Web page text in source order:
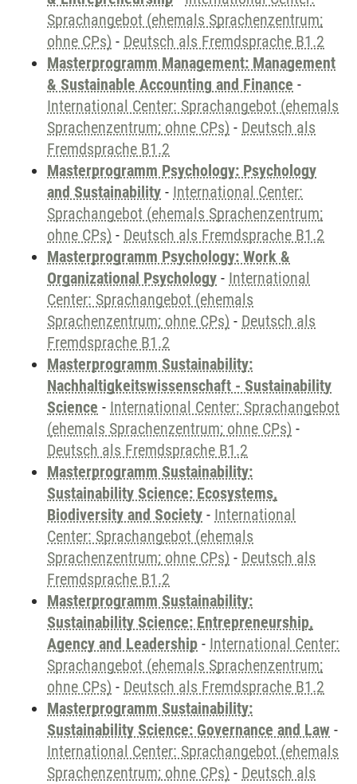
Sprachangebot (ehemals Sprachenzentrum;
ohne CPs) - Deutsch als Fremdsprache B1.2
Masterprogramm Management: Management
& Sustainable Accounting and Finance -
International Center: Sprachangebot (ehemals
Sprachenzentrum; ohne CPs) - Deutsch als
Fremdsprache B1.2
Masterprogramm Psychology: Psychology
and Sustainability - International Center:
Sprachangebot (ehemals Sprachenzentrum;
ohne CPs) - Deutsch als Fremdsprache B1.2
Masterprogramm Psychology: Work &
Organizational Psychology - International
Center: Sprachangebot (ehemals
Sprachenzentrum; ohne CPs) - Deutsch als
Fremdsprache B1.2
Masterprogramm Sustainability:
Nachhaltigkeitswissenschaft - Sustainability
Science - International Center: Sprachangebot
(ehemals Sprachenzentrum; ohne CPs) -
Deutsch als Fremdsprache B1.2
Masterprogramm Sustainability:
Sustainability Science: Ecosystems,
Biodiversity and Society - International
Center: Sprachangebot (ehemals
Sprachenzentrum; ohne CPs) - Deutsch als
Fremdsprache B1.2
Masterprogramm Sustainability:
Sustainability Science: Entrepreneurship,
Agency and Leadership - International Center:
Sprachangebot (ehemals Sprachenzentrum;
ohne CPs) - Deutsch als Fremdsprache B1.2
Masterprogramm Sustainability:
Sustainability Science: Governance and Law -
International Center: Sprachangebot (ehemals
Sprachenzentrum; ohne CPs) - Deutsch als